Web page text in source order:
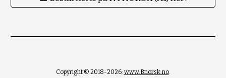
Copyright © 2018-2026: www.Bnorsk.no.